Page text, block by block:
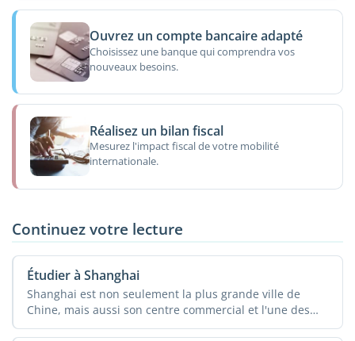
Ouvrez un compte bancaire adapté
Choisissez une banque qui comprendra vos
nouveaux besoins.
Réalisez un bilan fiscal
Mesurez l'impact fiscal de votre mobilité
internationale.
Continuez votre lecture
Étudier à Shanghai
Shanghai est non seulement la plus grande ville de
Chine, mais aussi son centre commercial et l'une des
villes ...